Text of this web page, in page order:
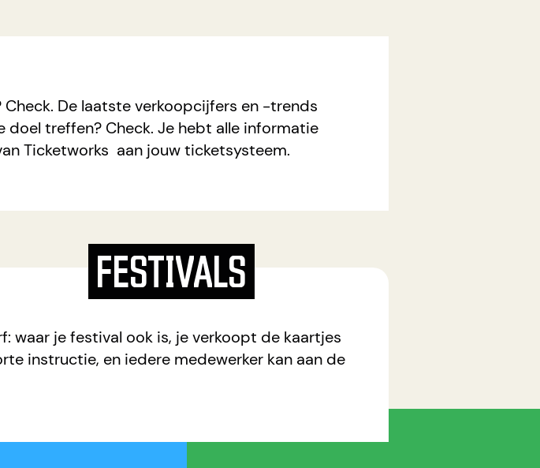
De laatste verkoopcijfers en -trends
doel treffen? Check. Je hebt alle informatie
Ticketworks aan jouw ticketsysteem.
FESTIVALS
waar je festival ook is, je verkoopt de kaartjes
instructie, en iedere medewerker kan aan de